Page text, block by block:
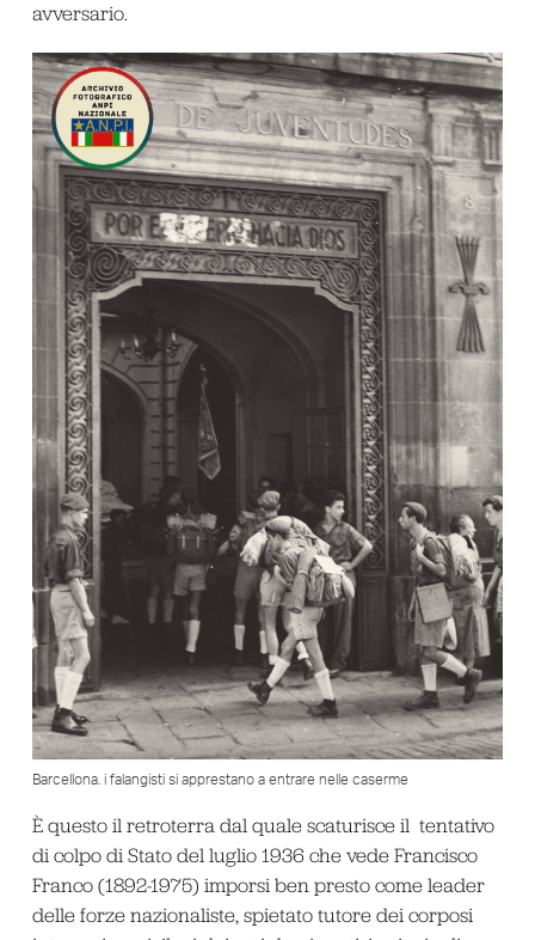
avversario.
Barcellona. i falangisti si apprestano a entrare nelle caserme
È questo il retroterra dal quale scaturisce il tentativo
di colpo di Stato del luglio 1936 che vede Francisco
Franco (1892-1975) imporsi ben presto come leader
delle forze nazionaliste, spietato tutore dei corposi